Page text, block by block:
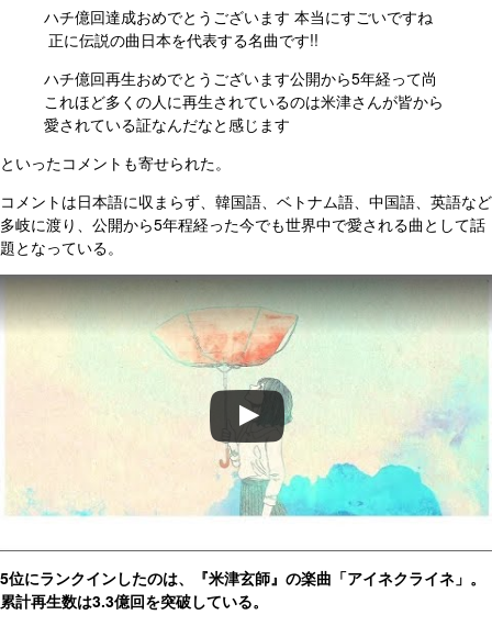
ハチ億回達成おめでとうございます 本当にすごいですね
正に伝説の曲 日本を代表する名曲です!!
ハチ億回再生おめでとうございます公開から5年経って尚
これほど多くの人に再生されているのは米津さんが皆から
愛されている証なんだなと感じます
といったコメントも寄せられた。
コメントは日本語に収まらず、韓国語、ベトナム語、中国語、英語など
多岐に渡り、公開から5年程経った今でも世界中で愛される曲として話
題となっている。
5位にランクインしたのは、『米津玄師』の楽曲「アイネクライネ」。
累計再生数は3.3億回を突破している。